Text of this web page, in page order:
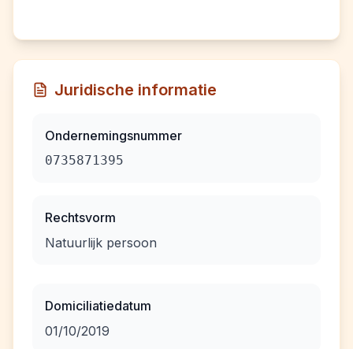
Juridische informatie
Ondernemingsnummer
0735871395
Rechtsvorm
Natuurlijk persoon
Domiciliatiedatum
01/10/2019